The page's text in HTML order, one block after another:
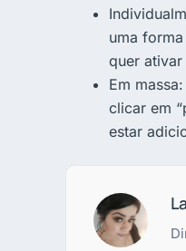
uma
quer
Em
clicar em
estar